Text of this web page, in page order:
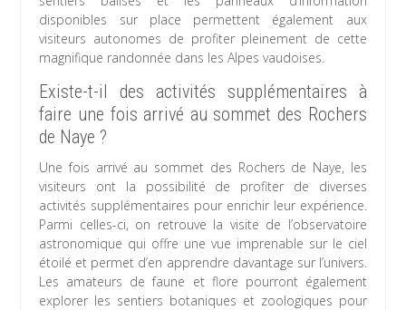
disponibles sur place permettent également aux
visiteurs autonomes de profiter pleinement de cette
magnifique randonnée dans les Alpes vaudoises.
Existe-t-il des activités supplémentaires à
faire une fois arrivé au sommet des Rochers
de Naye ?
Une fois arrivé au sommet des Rochers de Naye, les
visiteurs ont la possibilité de profiter de diverses
activités supplémentaires pour enrichir leur expérience.
Parmi celles-ci, on retrouve la visite de l’observatoire
astronomique qui offre une vue imprenable sur le ciel
étoilé et permet d’en apprendre davantage sur l’univers.
Les amateurs de faune et flore pourront également
explorer les sentiers botaniques et zoologiques pour